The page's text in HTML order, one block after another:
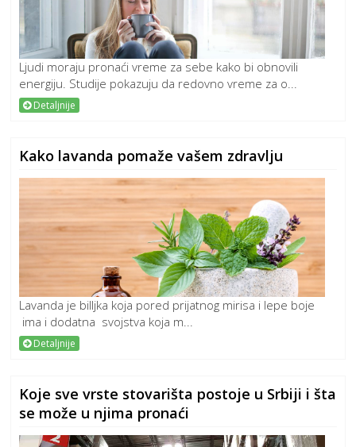
Ljudi moraju pronaći vreme za sebe kako bi obnovili
energiju. Studije pokazuju da redovno vreme za o...
Detaljnije
Kako lavanda pomaže vašem zdravlju
Lavanda je billjka koja pored prijatnog mirisa i lepe boje
ima i dodatna svojstva koja m...
Detaljnije
Koje sve vrste stovarišta postoje u Srbiji i šta
se može u njima pronaći